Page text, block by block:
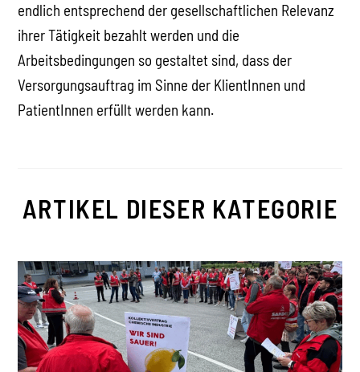
endlich entsprechend der gesellschaftlichen Relevanz
ihrer Tätigkeit bezahlt werden und die
Arbeitsbedingungen so gestaltet sind, dass der
Versorgungsauftrag im Sinne der KlientInnen und
PatientInnen erfüllt werden kann.
ARTIKEL DIESER KATEGORIE